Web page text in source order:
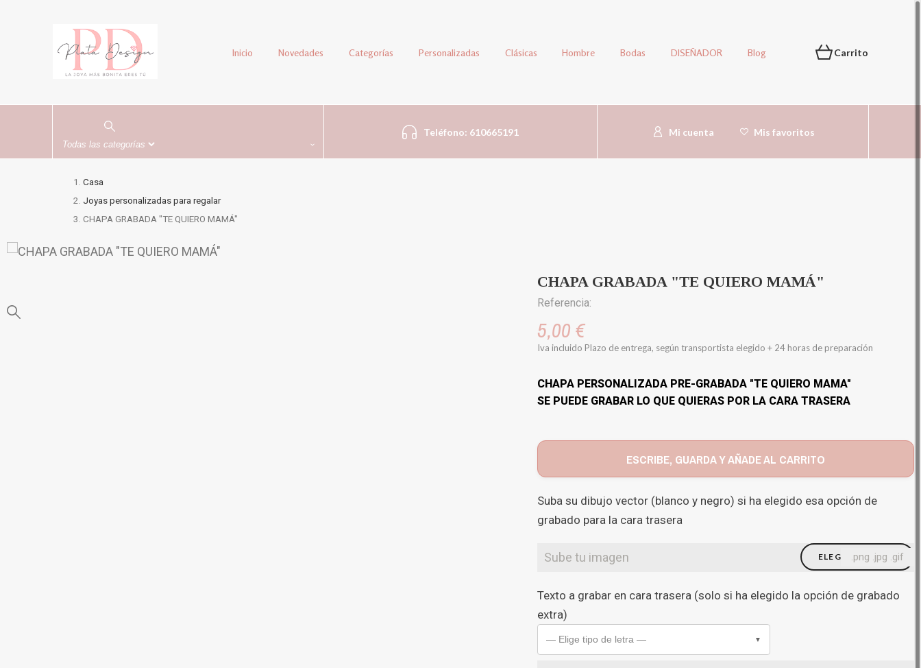
Inicio Novedades Categorías Personalizadas Clásicas Hombre Bodas DISEÑADOR Blog Carrito
Teléfono: 610665191 Mi cuenta Mis favoritos
Casa
Joyas personalizadas para regalar
CHAPA GRABADA "TE QUIERO MAMÁ"
CHAPA GRABADA "TE QUIERO MAMÁ"
Referencia:
5,00 €
Iva incluido Plazo de entrega, según transportista elegido + 24 horas de preparación
CHAPA PERSONALIZADA PRE-GRABADA "TE QUIERO MAMA"
SE PUEDE GRABAR LO QUE QUIERAS POR LA CARA TRASERA
ESCRIBE, GUARDA Y AÑADE AL CARRITO
Suba su dibujo vector (blanco y negro) si ha elegido esa opción de
grabado para la cara trasera
Sube tu imagen ELEGIR FICHERO
.png .jpg .gif
Texto a grabar en cara trasera (solo si ha elegido la opción de grabado
extra)
— Elige tipo de letra — ▼